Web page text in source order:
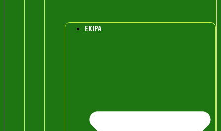
EKIPA